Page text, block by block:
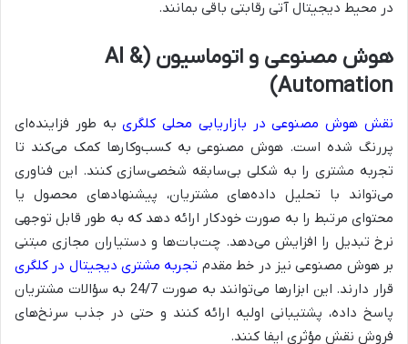
در محیط دیجیتال آتی رقابتی باقی بمانند.
هوش مصنوعی و اتوماسیون (AI &
Automation)
نقش هوش مصنوعی در بازاریابی محلی کلگریبه طور فزاینده‌ای
پررنگ شده است. هوش مصنوعی به کسب‌وکارها کمک می‌کند تا
تجربه مشتری را به شکلی بی‌سابقه شخصی‌سازی کنند. این فناوری
می‌تواند با تحلیل داده‌های مشتریان، پیشنهادهای محصول یا
محتوای مرتبط را به صورت خودکار ارائه دهد که به طور قابل توجهی
نرخ تبدیل را افزایش می‌دهد. چت‌بات‌ها و دستیاران مجازی مبتنی
بر هوش مصنوعی نیز در خط مقدم تجربه مشتری دیجیتال در کلگری
قرار دارند. این ابزارها می‌توانند به صورت 24/7 به سؤالات مشتریان
پاسخ داده، پشتیبانی اولیه ارائه کنند و حتی در جذب سرنخ‌های
فروش نقش مؤثری ایفا کنند.